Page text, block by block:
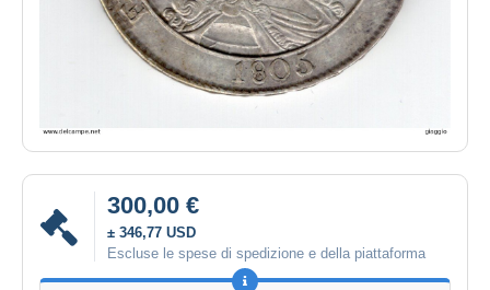
300,00 €
± 346,77 USD
Escluse le spese di spedizione e della piattaforma